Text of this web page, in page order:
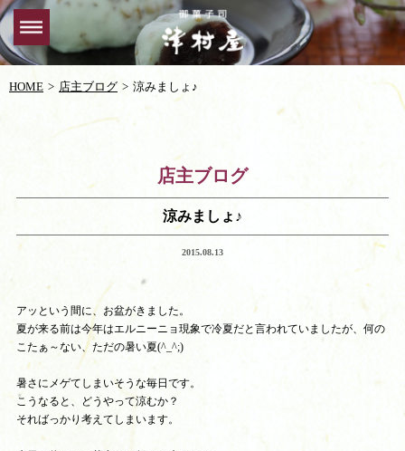
HOME 店主ブログ 涼みましょ♪
店主ブログ
涼みましょ♪
2015.08.13
アッという間に、お盆がきました。
夏が来る前は今年はエルニーニョ現象で冷夏だと言われていましたが、何の
こたぁ～ない、ただの暑い夏(^_^;)
暑さにメゲてしまいそうな毎日です。
こうなると、どうやって涼むか？
そればっかり考えてしまいます。